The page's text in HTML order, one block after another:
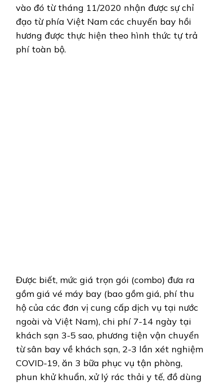
vào đó từ tháng 11/2020 nhận được sự chỉ
đạo từ phía Việt Nam các chuyến bay hồi
hương được thực hiện theo hình thức tự trả
phí toàn bộ.
Được biết, mức giá trọn gói (combo) đưa ra
gồm giá vé máy bay (bao gồm giá, phí thu
hộ của các đơn vị cung cấp dịch vụ tại nước
ngoài và Việt Nam), chi phí 7-14 ngày tại
khách sạn 3-5 sao, phương tiện vận chuyển
từ sân bay về khách sạn, 2-3 lần xét nghiệm
COVID-19, ăn 3 bữa phục vụ tận phòng,
phun khử khuẩn, xử lý rác thải y tế, đồ dùng